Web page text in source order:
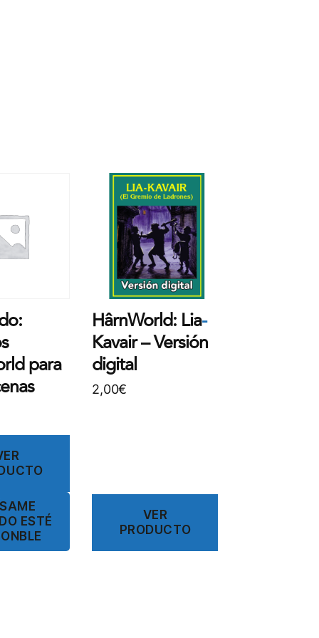
para
ESTÉ
HârnWorld: Lia-
Kavair – Versión
digital
2,00€
VER
PRODUCTO